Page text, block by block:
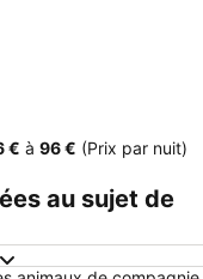
€ à ‎96 € (Prix par nuit)
au sujet de